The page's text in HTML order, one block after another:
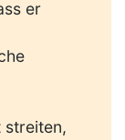
er
streiten,